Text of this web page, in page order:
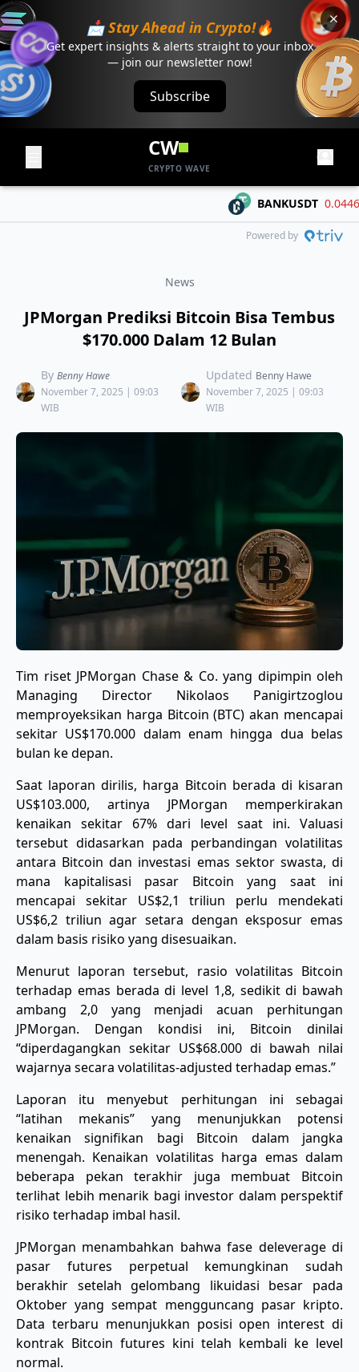
📩 Stay Ahead in Crypto!🔥
Get expert insights & alerts straight to your inbox
— join our newsletter now!
Subscribe
CW
CRYPTO WAVE
BANKUSDT 0.04468 -
Powered by
News
JPMorgan Prediksi Bitcoin Bisa Tembus
$170.000 Dalam 12 Bulan
By Benny Hawe
November 7, 2025 | 09:03
WIB
Updated Benny Hawe
November 7, 2025 | 09:03
WIB
Tim riset JPMorgan Chase & Co. yang dipimpin oleh
Managing Director Nikolaos Panigirtzoglou
memproyeksikan harga Bitcoin (BTC) akan mencapai
sekitar US$170.000 dalam enam hingga dua belas
bulan ke depan.
Saat laporan dirilis, harga Bitcoin berada di kisaran
US$103.000, artinya JPMorgan memperkirakan
kenaikan sekitar 67% dari level saat ini. Valuasi
tersebut didasarkan pada perbandingan volatilitas
antara Bitcoin dan investasi emas sektor swasta, di
mana kapitalisasi pasar Bitcoin yang saat ini
mencapai sekitar US$2,1 triliun perlu mendekati
US$6,2 triliun agar setara dengan eksposur emas
dalam basis risiko yang disesuaikan.
Menurut laporan tersebut, rasio volatilitas Bitcoin
terhadap emas berada di level 1,8, sedikit di bawah
ambang 2,0 yang menjadi acuan perhitungan
JPMorgan. Dengan kondisi ini, Bitcoin dinilai
“diperdagangkan sekitar US$68.000 di bawah nilai
wajarnya secara volatilitas-adjusted terhadap emas.”
Laporan itu menyebut perhitungan ini sebagai
“latihan mekanis” yang menunjukkan potensi
kenaikan signifikan bagi Bitcoin dalam jangka
menengah. Kenaikan volatilitas harga emas dalam
beberapa pekan terakhir juga membuat Bitcoin
terlihat lebih menarik bagi investor dalam perspektif
risiko terhadap imbal hasil.
JPMorgan menambahkan bahwa fase deleverage di
pasar futures perpetual kemungkinan sudah
berakhir setelah gelombang likuidasi besar pada
Oktober yang sempat mengguncang pasar kripto.
Data terbaru menunjukkan posisi open interest di
kontrak Bitcoin futures kini telah kembali ke level
normal.